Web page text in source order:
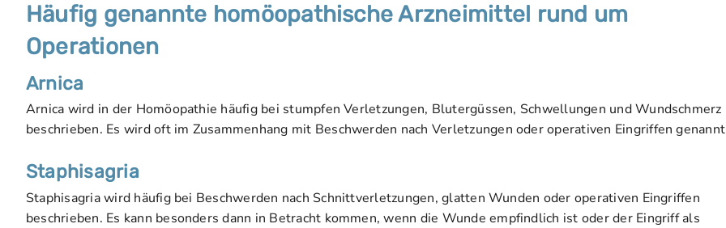
Häufig genannte homöopathische Arzneimittel rund um
Operationen
Arnica
Arnica wird in der Homöopathie häufig bei stumpfen Verletzungen, Blutergüssen, Schwellungen und Wundschmerz
beschrieben. Es wird oft im Zusammenhang mit Beschwerden nach Verletzungen oder operativen Eingriffen
Staphisagria
Staphisagria wird häufig bei Beschwerden nach Schnittverletzungen, glatten Wunden oder operativen Eingriffen
beschrieben. Es kann besonders dann in Betracht kommen, wenn die Wunde empfindlich ist oder der Eingriff als